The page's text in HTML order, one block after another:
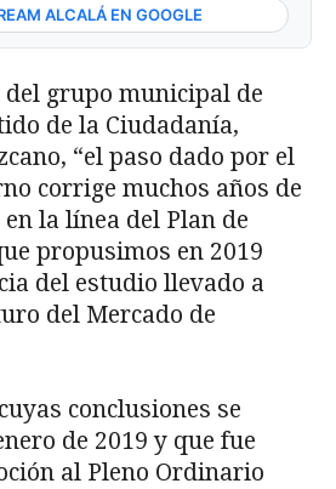
ALCALÁ EN GOOGLE
grupo municipal de
de la Ciudadanía,
“el paso dado por el
corrige muchos años de
la línea del Plan de
propusimos en 2019
del estudio llevado a
del Mercado de
conclusiones se
de 2019 y que fue
al Pleno Ordinario